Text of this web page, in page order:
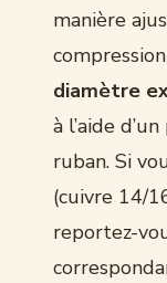
manière
diamètre
à l’aide
ruban. Si
(cuivre 14/
reportez-